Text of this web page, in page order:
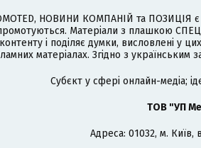
НОВИНИ КОМПАНІЙ та ПОЗИЦІЯ
промотуються. Матеріали з плашкою
і поділяє думки, висловлені у
матеріалах. Згідно з українським
Cубєкт у сфері онлайн-медіа;
ТОВ "УП
Адреса: 01032, м. Київ,